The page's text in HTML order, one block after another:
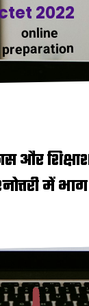
2022
online
preparation
और
में